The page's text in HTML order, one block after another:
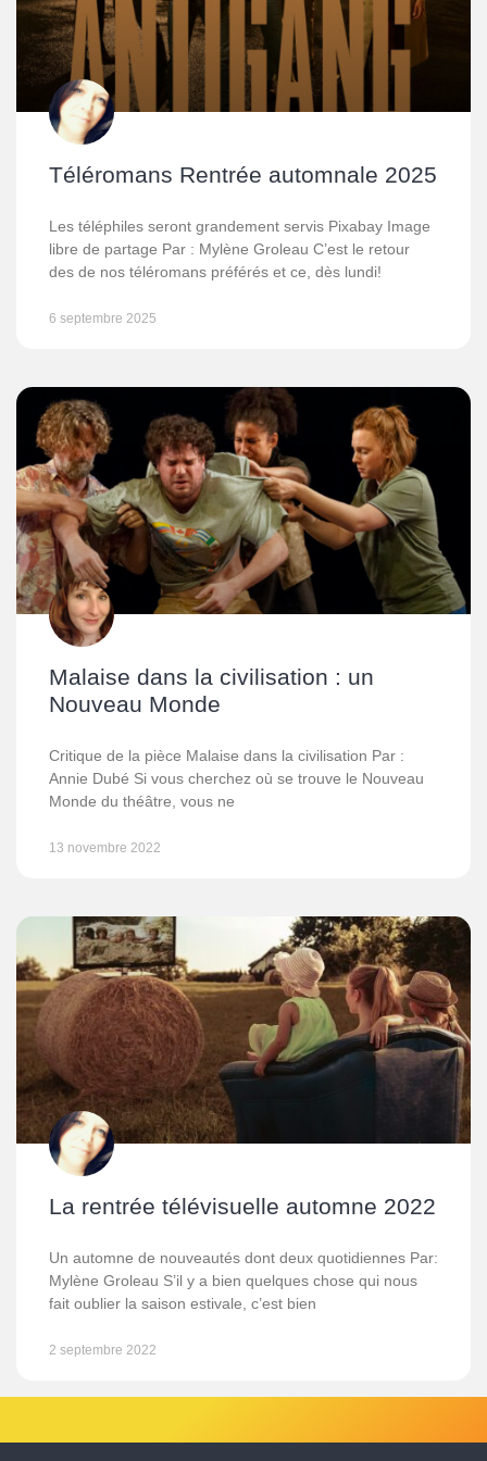
Téléromans Rentrée automnale 2025
Les téléphiles seront grandement servis Pixabay Image
libre de partage Par : Mylène Groleau C’est le retour
des de nos téléromans préférés et ce, dès lundi!
6 septembre 2025
Malaise dans la civilisation : un
Nouveau Monde
Critique de la pièce Malaise dans la civilisation Par :
Annie Dubé Si vous cherchez où se trouve le Nouveau
Monde du théâtre, vous ne
13 novembre 2022
La rentrée télévisuelle automne 2022
Un automne de nouveautés dont deux quotidiennes Par:
Mylène Groleau S’il y a bien quelques chose qui nous
fait oublier la saison estivale, c’est bien
2 septembre 2022